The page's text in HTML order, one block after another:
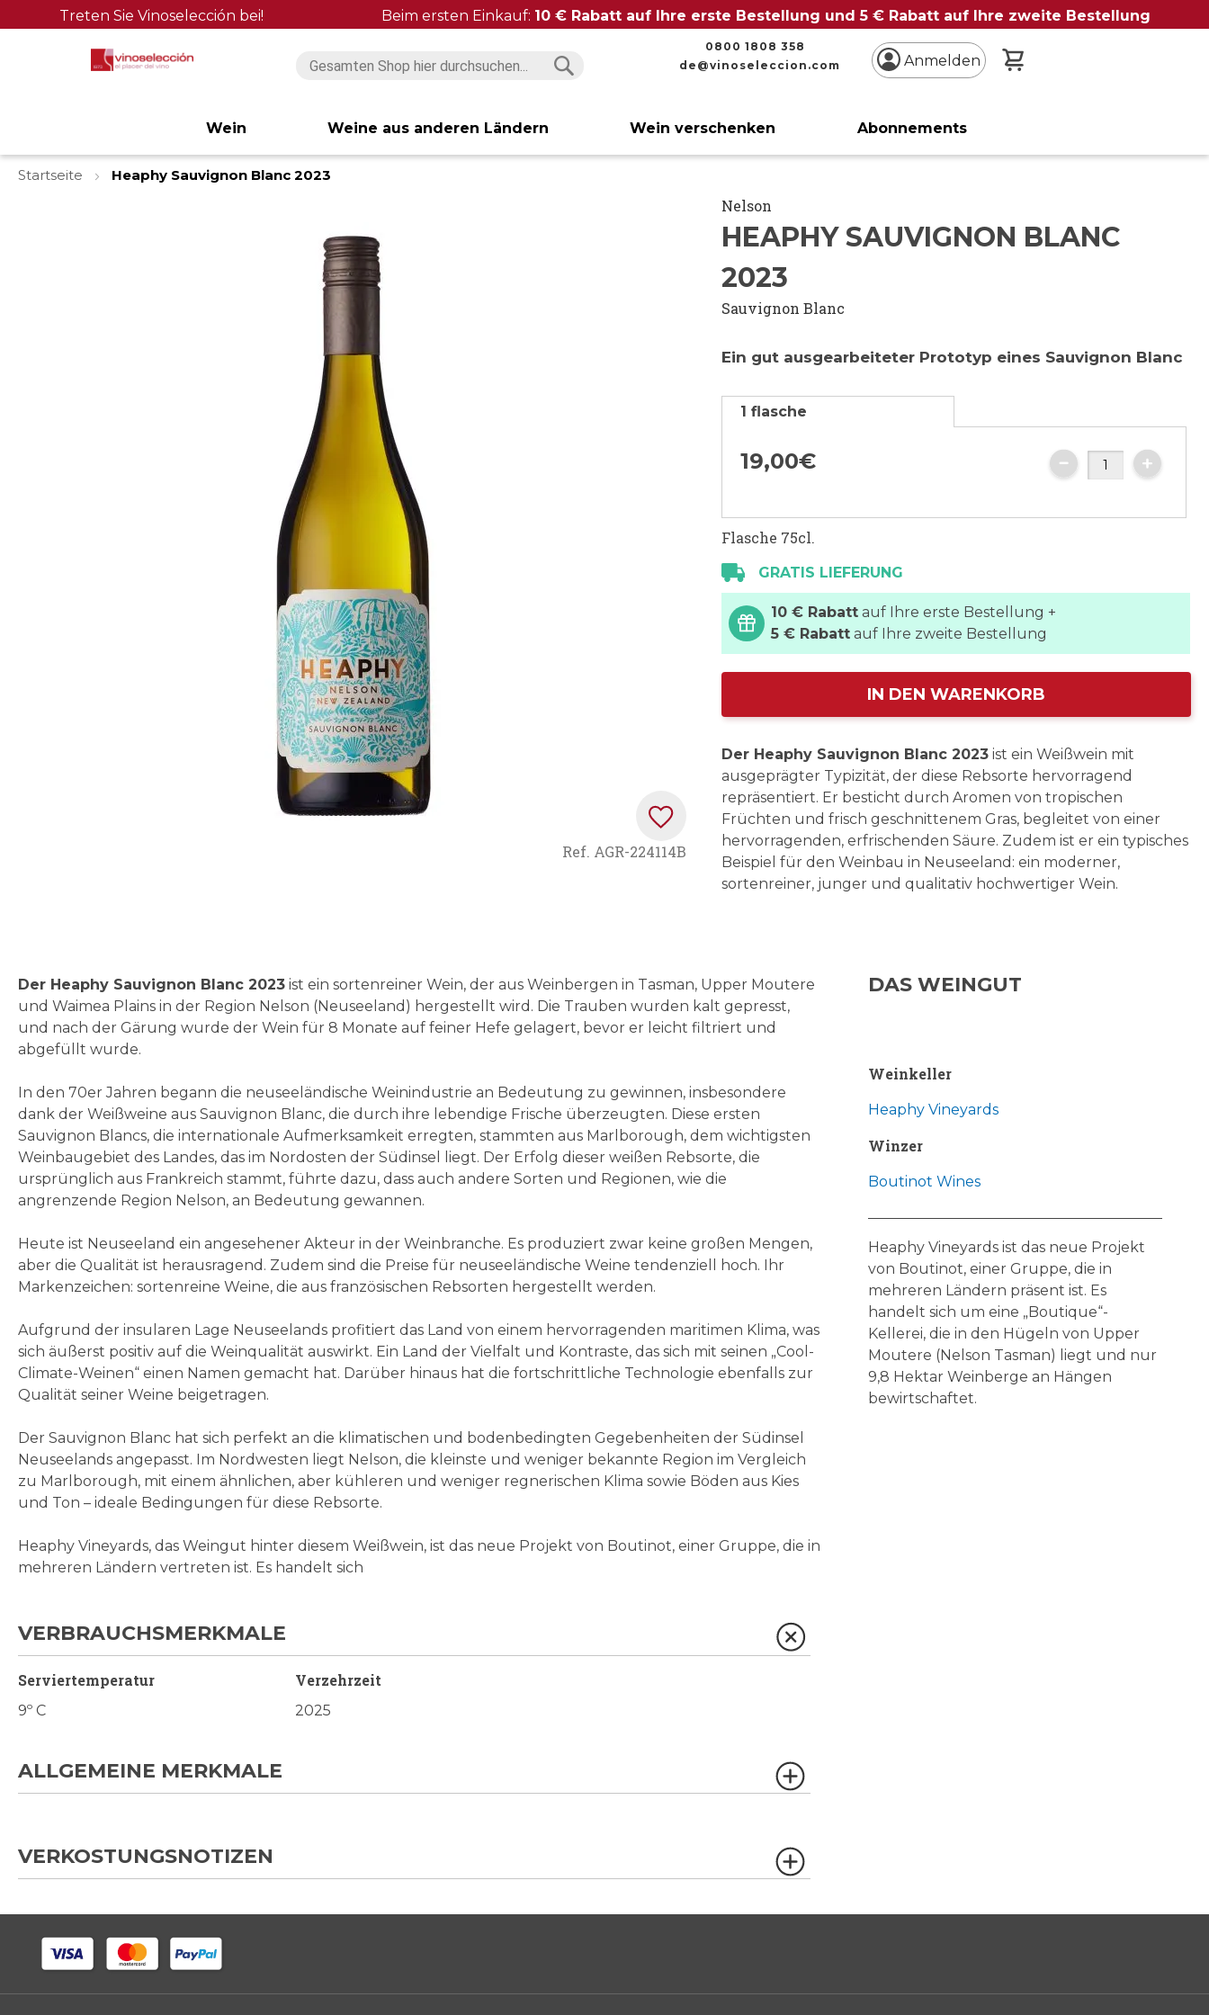
Treten Sie Vinoselección bei! Beim ersten Einkauf: 10 € Rabatt auf Ihre erste Bestellung und 5 € Rabatt auf Ihre zweite Bestellung
0800 1808 358
de@vinoseleccion.com
Anmelden
Wein Weine aus anderen Ländern Wein verschenken Abonnements
Startseite
Heaphy Sauvignon Blanc 2023
Ref. AGR-224114B
Nelson
HEAPHY SAUVIGNON BLANC
2023
Sauvignon Blanc
Ein gut ausgearbeiteter Prototyp eines Sauvignon Blanc
1 flasche
19,00€
Flasche 75cl.
GRATIS LIEFERUNG
10 € Rabatt auf Ihre erste Bestellung +
5 € Rabatt auf Ihre zweite Bestellung
IN DEN WARENKORB
Der Heaphy Sauvignon Blanc 2023 ist ein Weißwein mit
ausgeprägter Typizität, der diese Rebsorte hervorragend
repräsentiert. Er besticht durch Aromen von tropischen
Früchten und frisch geschnittenem Gras, begleitet von einer
hervorragenden, erfrischenden Säure. Zudem ist er ein typisches
Beispiel für den Weinbau in Neuseeland: ein moderner,
sortenreiner, junger und qualitativ hochwertiger Wein.
Der Heaphy Sauvignon Blanc 2023 ist ein sortenreiner Wein, der aus Weinbergen in Tasman, Upper Moutere
und Waimea Plains in der Region Nelson (Neuseeland) hergestellt wird. Die Trauben wurden kalt gepresst,
und nach der Gärung wurde der Wein für 8 Monate auf feiner Hefe gelagert, bevor er leicht filtriert und
abgefüllt wurde.
In den 70er Jahren begann die neuseeländische Weinindustrie an Bedeutung zu gewinnen, insbesondere
dank der Weißweine aus Sauvignon Blanc, die durch ihre lebendige Frische überzeugten. Diese ersten
Sauvignon Blancs, die internationale Aufmerksamkeit erregten, stammten aus Marlborough, dem wichtigsten
Weinbaugebiet des Landes, das im Nordosten der Südinsel liegt. Der Erfolg dieser weißen Rebsorte, die
ursprünglich aus Frankreich stammt, führte dazu, dass auch andere Sorten und Regionen, wie die
angrenzende Region Nelson, an Bedeutung gewannen.
Heute ist Neuseeland ein angesehener Akteur in der Weinbranche. Es produziert zwar keine großen Mengen,
aber die Qualität ist herausragend. Zudem sind die Preise für neuseeländische Weine tendenziell hoch. Ihr
Markenzeichen: sortenreine Weine, die aus französischen Rebsorten hergestellt werden.
Aufgrund der insularen Lage Neuseelands profitiert das Land von einem hervorragenden maritimen Klima, was
sich äußerst positiv auf die Weinqualität auswirkt. Ein Land der Vielfalt und Kontraste, das sich mit seinen „Cool-
Climate-Weinen“ einen Namen gemacht hat. Darüber hinaus hat die fortschrittliche Technologie ebenfalls zur
Qualität seiner Weine beigetragen.
Der Sauvignon Blanc hat sich perfekt an die klimatischen und bodenbedingten Gegebenheiten der Südinsel
Neuseelands angepasst. Im Nordwesten liegt Nelson, die kleinste und weniger bekannte Region im Vergleich
zu Marlborough, mit einem ähnlichen, aber kühleren und weniger regnerischen Klima sowie Böden aus Kies
und Ton – ideale Bedingungen für diese Rebsorte.
Heaphy Vineyards, das Weingut hinter diesem Weißwein, ist das neue Projekt von Boutinot, einer Gruppe, die in
mehreren Ländern vertreten ist. Es handelt sich
VERBRAUCHSMERKMALE
Serviertemperatur
9º C
Verzehrzeit
2025
ALLGEMEINE MERKMALE
VERKOSTUNGSNOTIZEN
DAS WEINGUT
Weinkeller
Heaphy Vineyards
Winzer
Boutinot Wines
Heaphy Vineyards ist das neue Projekt
von Boutinot, einer Gruppe, die in
mehreren Ländern präsent ist. Es
handelt sich um eine „Boutique“-
Kellerei, die in den Hügeln von Upper
Moutere (Nelson Tasman) liegt und nur
9,8 Hektar Weinberge an Hängen
bewirtschaftet.